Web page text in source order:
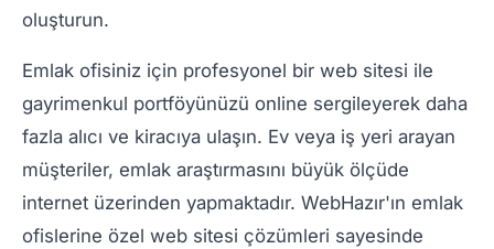
oluşturun.
Emlak ofisiniz için profesyonel bir web sitesi ile
gayrimenkul portföyünüzü online sergileyerek daha
fazla alıcı ve kiracıya ulaşın. Ev veya iş yeri arayan
müşteriler, emlak araştırmasını büyük ölçüde
internet üzerinden yapmaktadır. WebHazır'ın emlak
ofislerine özel web sitesi çözümleri sayesinde